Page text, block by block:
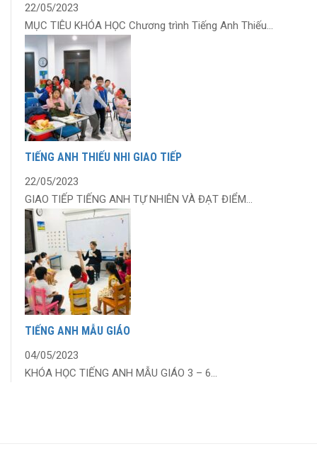
22/05/2023
MỤC TIÊU KHÓA HỌC Chương trình Tiếng Anh Thiếu...
TIẾNG ANH THIẾU NHI GIAO TIẾP
22/05/2023
GIAO TIẾP TIẾNG ANH TỰ NHIÊN VÀ ĐẠT ĐIỂM...
TIẾNG ANH MẪU GIÁO
04/05/2023
KHÓA HỌC TIẾNG ANH MẪU GIÁO 3 – 6...